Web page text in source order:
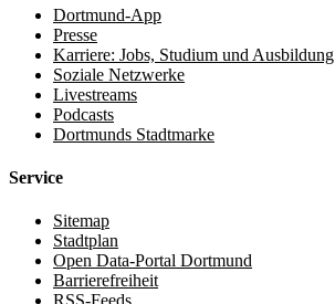
Dortmund-App
Presse
Karriere: Jobs, Studium und Ausbildung
Soziale Netzwerke
Livestreams
Podcasts
Dortmunds Stadtmarke
Service
Sitemap
Stadtplan
Open Data-Portal Dortmund
Barrierefreiheit